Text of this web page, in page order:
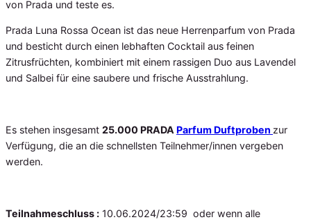
von Prada und teste es.
Prada Luna Rossa Ocean ist das neue Herrenparfum von Prada
und besticht durch einen lebhaften Cocktail aus feinen
Zitrusfrüchten, kombiniert mit einem rassigen Duo aus Lavendel
und Salbei für eine saubere und frische Ausstrahlung.
Es stehen insgesamt 25.000 PRADA Parfum Duftproben zur
Verfügung, die an die schnellsten Teilnehmer/innen vergeben
werden.
Teilnahmeschluss : 10.06.2024/23:59 oder wenn alle